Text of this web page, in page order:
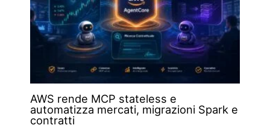
AWS rende MCP stateless e
automatizza mercati, migrazioni Spark e
contratti